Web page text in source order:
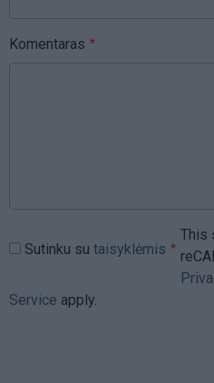
Komentaras
Sutinku su taisyklėmis
This
Service apply.